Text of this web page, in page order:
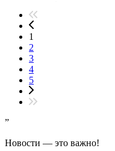
1
2
3
4
5
”
Новости — это важно!